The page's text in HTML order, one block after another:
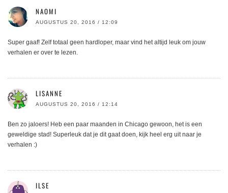
NAOMI
AUGUSTUS 20, 2016 / 12:09
Super gaaf! Zelf totaal geen hardloper, maar vind het altijd leuk om jouw
verhalen er over te lezen.
LISANNE
AUGUSTUS 20, 2016 / 12:14
Ben zo jaloers! Heb een paar maanden in Chicago gewoon, het is een
geweldige stad! Superleuk dat je dit gaat doen, kijk heel erg uit naar je
verhalen :)
ILSE